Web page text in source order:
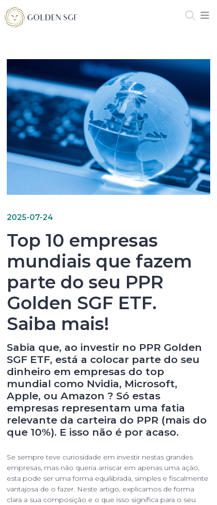
2025-07-24
Top 10 empresas
mundiais que fazem
parte do seu PPR
Golden SGF ETF.
Saiba mais!
Sabia que, ao investir no PPR Golden
SGF ETF, está a colocar parte do seu
dinheiro em empresas do top
mundial como Nvidia, Microsoft,
Apple, ou Amazon ? Só estas
empresas representam uma fatia
relevante da carteira do PPR (mais do
que 10%). E isso não é por acaso.
Se sempre teve curiosidade em investir nestas grandes
empresas, mas não queria arriscar em apenas uma ação,
esta pode ser uma forma equilibrada, simples e fiscalmente
vantajosa de o fazer. Neste artigo, explicamos de forma
clara a sua composição e o que isso significa para o seu